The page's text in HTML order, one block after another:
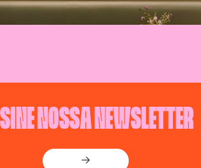
NOSSA NEWSLETTER
→